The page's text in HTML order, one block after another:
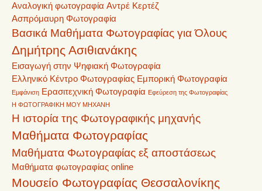
Αναλογική φωτογραφία Αντρέ Κερτέζ
Ασπρόμαυρη Φωτογραφία
Βασικά Μαθήματα Φωτογραφίας για Όλους
Δημήτρης Ασιθιανάκης
Εισαγωγή στην Ψηφιακή Φωτογραφία
Ελληνικό Κέντρο Φωτογραφίας Εμπορική Φωτογραφία
Εμφάνιση Ερασιτεχνική Φωτογραφία Εφεύρεση της Φωτογραφίας
Η ΦΩΤΟΓΡΑΦΙΚΗ ΜΟΥ ΜΗΧΑΝΗ
Η ιστορία της Φωτογραφικής μηχανής
Μαθήματα Φωτογραφίας
Μαθήματα Φωτογραφίας εξ αποστάσεως
Μαθήματα φωτογραφίας online
Μουσείο Φωτογραφίας Θεσσαλονίκης